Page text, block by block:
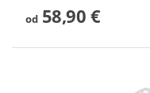
od58,90 €